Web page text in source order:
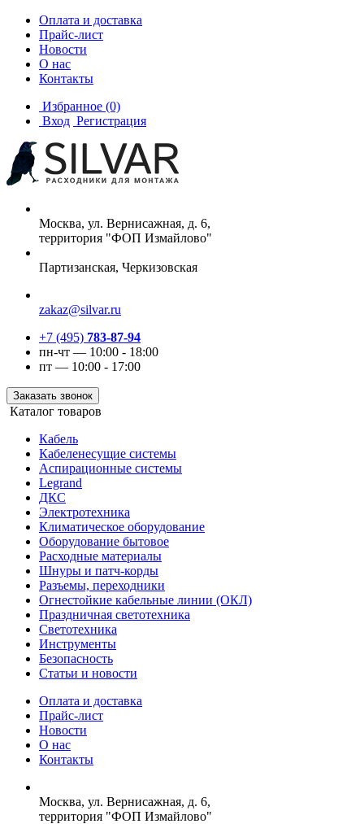
Оплата и доставка
Прайс-лист
Новости
О нас
Контакты
Избранное (0)
Вход Регистрация
Москва, ул. Вернисажная, д. 6,
территория "ФОП Измайлово"
Партизанская, Черкизовская
zakaz@silvar.ru
+7 (495) 783-87-94
пн-чт — 10:00 - 18:00
пт — 10:00 - 17:00
Заказать звонок
Каталог товаров
Кабель
Кабеленесущие системы
Аспирационные системы
Legrand
ДКС
Электротехника
Климатическое оборудование
Оборудование бытовое
Расходные материалы
Шнуры и патч-корды
Разъемы, переходники
Огнестойкие кабельные линии (ОКЛ)
Праздничная светотехника
Светотехника
Инструменты
Безопасность
Статьи и новости
Оплата и доставка
Прайс-лист
Новости
О нас
Контакты
Москва, ул. Вернисажная, д. 6,
территория "ФОП Измайлово"